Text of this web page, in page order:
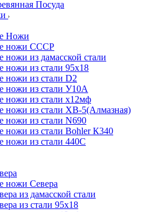
Посуда
Ножи
ножи СССР
ножи из дамасской стали
ножи из стали 95х18
ножи из стали D2
ножи из стали У10А
ножи из стали х12мф
ножи из стали ХВ-5(Алмазная)
ножи из стали N690
ножи из стали Bohler К340
ножи из стали 440С
ножи Севера
из дамасской стали
из стали 95х18